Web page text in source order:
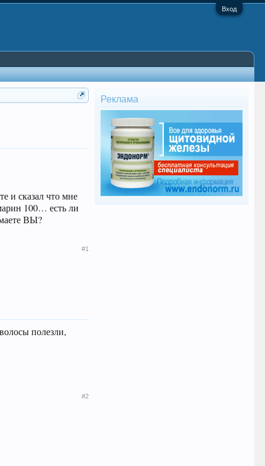
Вход
и сказал что мне
100… есть ли
ВЫ?
#1
полезли,
#2
Реклама